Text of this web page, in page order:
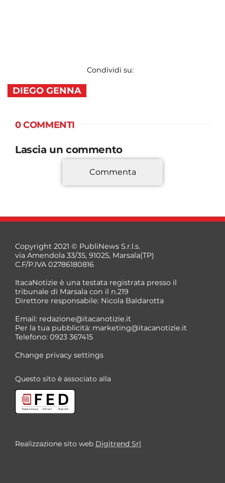
Condividi su:
DIEGO GENNA
0 COMMENTI
Lascia un commento
*
*
Commenta
Copyright 2021 © PubliNews S.r.l.s.
via Amendola 33/35, 91025, Marsala(TP)
C.F/P.IVA 02786180816
ItacaNotizie è una testata registrata presso il
tribunale di Marsala con il n.219
Direttore responsabile: Nicola Baldarotta
Email: redazione@itacanotizie.it
Per la tua pubblicità: marketing@itacanotizie.it
Telefono: 0923 367415
Change privacy settings
Questo sito è associato alla
Realizzazione sito web Digitrend Srl